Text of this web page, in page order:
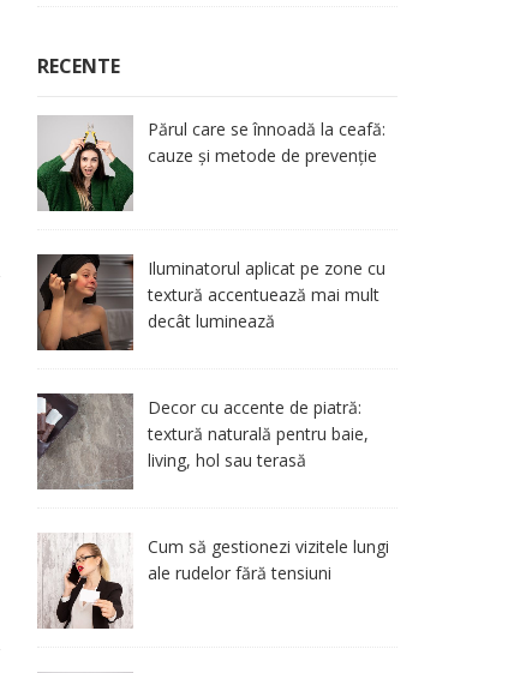
RECENTE
Părul care se înnoadă la ceafă:
cauze și metode de prevenție
Iluminatorul aplicat pe zone cu
textură accentuează mai mult
decât luminează
Decor cu accente de piatră:
textură naturală pentru baie,
living, hol sau terasă
Cum să gestionezi vizitele lungi
ale rudelor fără tensiuni